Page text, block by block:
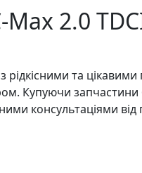
2.0
та
Купуючи
консультаціями від